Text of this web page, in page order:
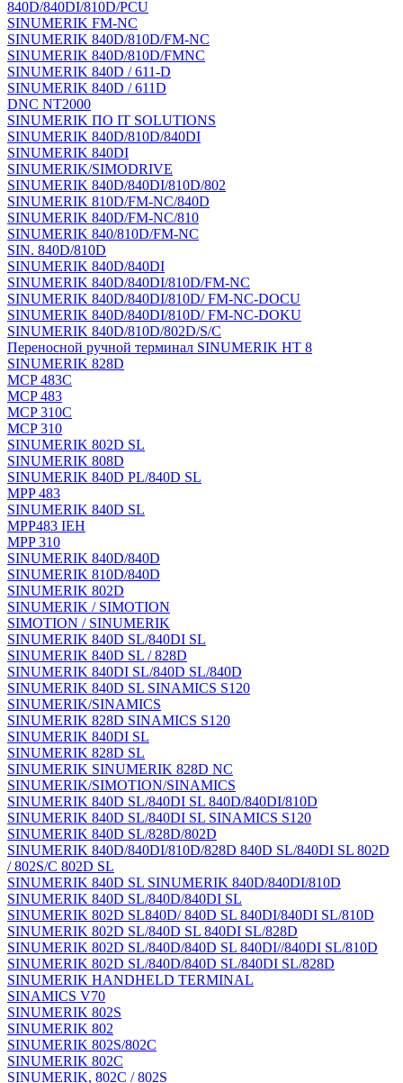
840D/840DI/810D/PCU
SINUMERIK FM-NC
SINUMERIK 840D/810D/FM-NC
SINUMERIK 840D/810D/FMNC
SINUMERIK 840D / 611-D
SINUMERIK 840D / 611D
DNC NT2000
SINUMERIK ПО IT SOLUTIONS
SINUMERIK 840D/810D/840DI
SINUMERIK 840DI
SINUMERIK/SIMODRIVE
SINUMERIK 840D/840DI/810D/802
SINUMERIK 810D/FM-NC/840D
SINUMERIK 840D/FM-NC/810
SINUMERIK 840/810D/FM-NC
SIN. 840D/810D
SINUMERIK 840D/840DI
SINUMERIK 840D/840DI/810D/FM-NC
SINUMERIK 840D/840DI/810D/ FM-NC-DOCU
SINUMERIK 840D/840DI/810D/ FM-NC-DOKU
SINUMERIK 840D/810D/802D/S/C
Переносной ручной терминал SINUMERIK HT 8
SINUMERIK 828D
MCP 483C
MCP 483
MCP 310C
MCP 310
SINUMERIK 802D SL
SINUMERIK 808D
SINUMERIK 840D PL/840D SL
MPP 483
SINUMERIK 840D SL
MPP483 IEH
MPP 310
SINUMERIK 840D/840D
SINUMERIK 810D/840D
SINUMERIK 802D
SINUMERIK / SIMOTION
SIMOTION / SINUMERIK
SINUMERIK 840D SL/840DI SL
SINUMERIK 840D SL / 828D
SINUMERIK 840DI SL/840D SL/840D
SINUMERIK 840D SL SINAMICS S120
SINUMERIK/SINAMICS
SINUMERIK 828D SINAMICS S120
SINUMERIK 840DI SL
SINUMERIK 828D SL
SINUMERIK SINUMERIK 828D NC
SINUMERIK/SIMOTION/SINAMICS
SINUMERIK 840D SL/840DI SL 840D/840DI/810D
SINUMERIK 840D SL/840DI SL SINAMICS S120
SINUMERIK 840D SL/828D/802D
SINUMERIK 840D/840DI/810D/828D 840D SL/840DI SL 802D
/ 802S/C 802D SL
SINUMERIK 840D SL SINUMERIK 840D/840DI/810D
SINUMERIK 840D SL/840D/840DI SL
SINUMERIK 802D SL840D/ 840D SL 840DI/840DI SL/810D
SINUMERIK 802D SL/840D SL 840DI SL/828D
SINUMERIK 802D SL/840D/840D SL 840DI//840DI SL/810D
SINUMERIK 802D SL/840D/840D SL/840DI SL/828D
SINUMERIK HANDHELD TERMINAL
SINAMICS V70
SINUMERIK 802S
SINUMERIK 802
SINUMERIK 802S/802C
SINUMERIK 802C
SINUMERIK, 802C / 802S